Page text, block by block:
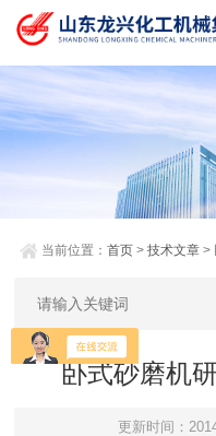
当前位置：首页 >技术文章 >
卧式砂磨机
更新时间：